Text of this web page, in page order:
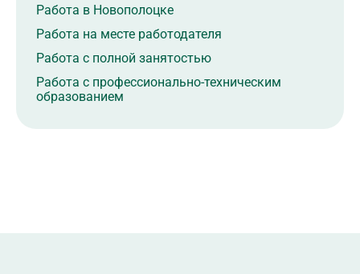
Работа в Новополоцке
Работа на месте работодателя
Работа с полной занятостью
Работа с профессионально-техническим
образованием